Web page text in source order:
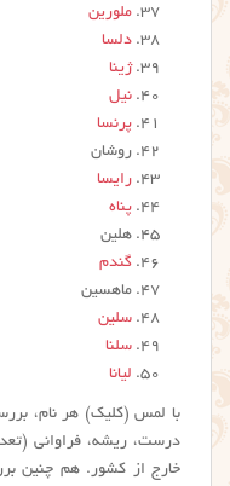
ملورین
دلسا
ژینا
نیل
پرنسا
روشان
رایسا
پناه
هلین
گندم
ماهسین
سلین
سلنا
لیانا
با لمس (کلیک) هر نام،
درست، ریشه، فراوانی
خارج از کشور. هم چنین